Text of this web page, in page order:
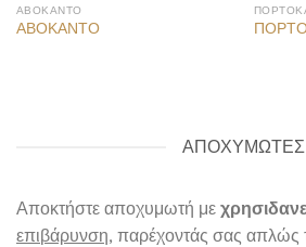
ΑΒΟΚΑΝΤΟ
ΑΒΟΚΑΝΤΟ
ΑΠΟΧΥΜΩΤΕΣ
Αποκτήστε αποχυμωτή με
επιβάρυνση, παρέχοντάς σας